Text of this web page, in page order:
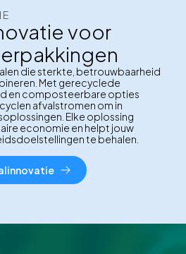
voor
die sterkte, betrouwbaarheid
Met gerecyclede
en composteerbare opties
afvalstromen om in
Elke oplossing
economie en helpt jouw
te behalen.